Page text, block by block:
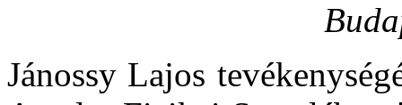
Jánossy Lajos